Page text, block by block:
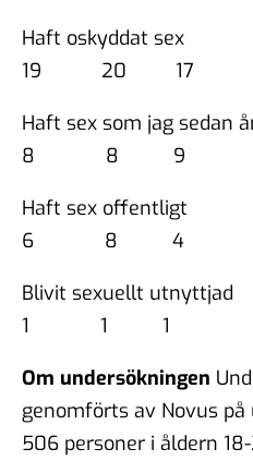
Haft
19 20 17
Haft sex som jag
8 8 9
Haft sex
6 8 4
Blivit
1 1 1
Om undersökningen
genomförts av Novus på
506 personer i åldern